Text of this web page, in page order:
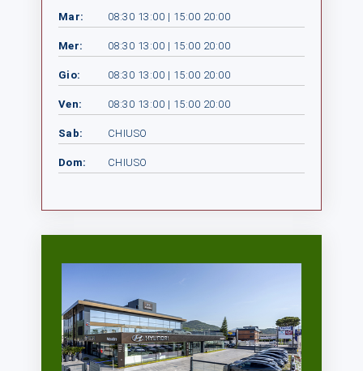
Mar: 08:30 13:00 | 15:00 20:00
Mer: 08:30 13:00 | 15:00 20:00
Gio: 08:30 13:00 | 15:00 20:00
Ven: 08:30 13:00 | 15:00 20:00
Sab: CHIUSO
Dom: CHIUSO